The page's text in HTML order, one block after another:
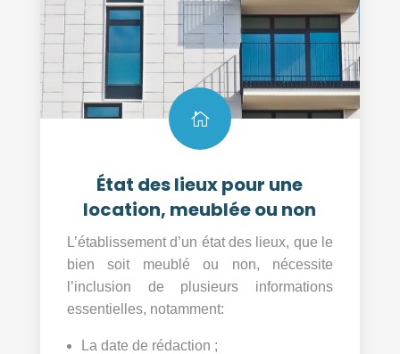

État des lieux pour une
location, meublée ou non
L’établissement d’un état des lieux, que le
bien soit meublé ou non, nécessite
l’inclusion de plusieurs informations
essentielles, notamment:
La date de rédaction ;